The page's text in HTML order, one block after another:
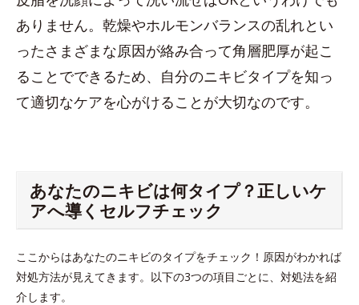
ありません。乾燥やホルモンバランスの乱れとい
ったさまざまな原因が絡み合って角層肥厚が起こ
ることでできるため、自分のニキビタイプを知っ
て適切なケアを心がけることが大切なのです。
あなたのニキビは何タイプ？正しいケ
アへ導くセルフチェック
ここからはあなたのニキビのタイプをチェック！原因がわかれば
対処方法が見えてきます。以下の3つの項目ごとに、対処法を紹
介します。